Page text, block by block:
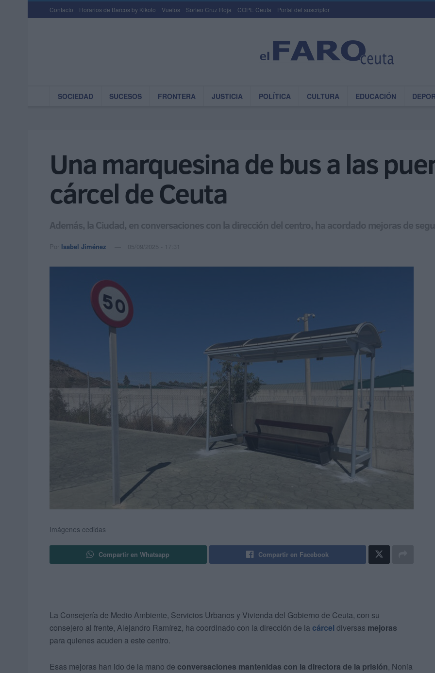
Contacto Horarios de Barcos by Kikoto Vuelos Sorteo Cruz Roja COPE Ceuta Portal del suscriptor
SOCIEDAD SUCESOS FRONTERA JUSTICIA POLÍTICA CULTURA EDUCACIÓN
Una marquesina de bus a las
cárcel de Ceuta
Además, la Ciudad, en conversaciones con la dirección del centro, ha acordado mejoras de
Por Isabel Jiménez 05/09/2025 - 17:31
Imágenes cedidas
Compartir en Whatsapp Compartir en Facebook
La Consejería de Medio Ambiente, Servicios Urbanos y Vivienda del Gobierno de Ceuta, con su
consejero al frente, Alejandro Ramírez, ha coordinado con la dirección de la cárcel diversas mejoras
para quienes acuden a este centro.
Esas mejoras han ido de la mano de conversaciones mantenidas con la directora de la prisión, Nonia